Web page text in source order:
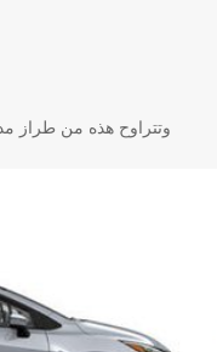
وتتراوح هذه من طراز